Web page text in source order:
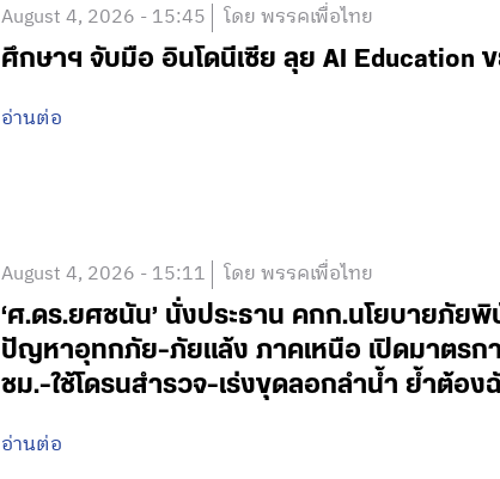
August 4, 2026 - 15:45 โดย พรรคเพื่อไทย
ศึกษาฯ จับมือ อินโดนีเซีย ลุย AI Education
อ่านต่อ
August 4, 2026 - 15:11 โดย พรรคเพื่อไทย
‘ศ.ดร.ยศชนัน’ นั่งประธาน คกก.นโยบายภัย
ปัญหาอุทกภัย-ภัยแล้ง ภาคเหนือ เปิดมาตร
ชม.-ใช้โดรนสำรวจ-เร่งขุดลอกลำน้ำ ย้ำต้อ
อ่านต่อ